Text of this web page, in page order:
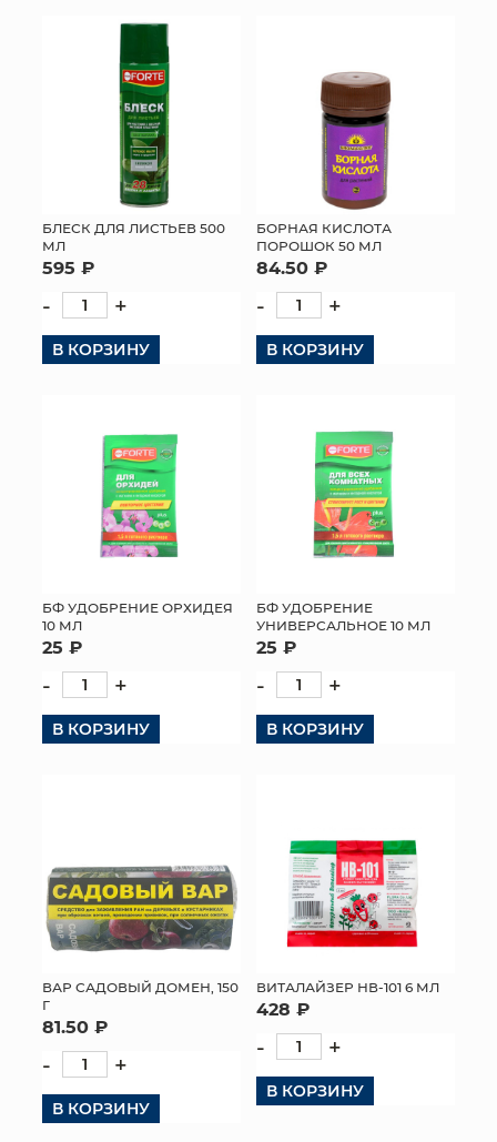
БЛЕСК ДЛЯ ЛИСТЬЕВ 500
МЛ
595 ₽
- +
В КОРЗИНУ
БОРНАЯ КИСЛОТА
ПОРОШОК 50 МЛ
84.50 ₽
- +
В КОРЗИНУ
БФ УДОБРЕНИЕ ОРХИДЕЯ
10 МЛ
25 ₽
- +
В КОРЗИНУ
БФ УДОБРЕНИЕ
УНИВЕРСАЛЬНОЕ 10 МЛ
25 ₽
- +
В КОРЗИНУ
ВАР САДОВЫЙ ДОМЕН, 150
Г
81.50 ₽
- +
В КОРЗИНУ
ВИТАЛАЙЗЕР НВ-101 6 МЛ
428 ₽
- +
В КОРЗИНУ